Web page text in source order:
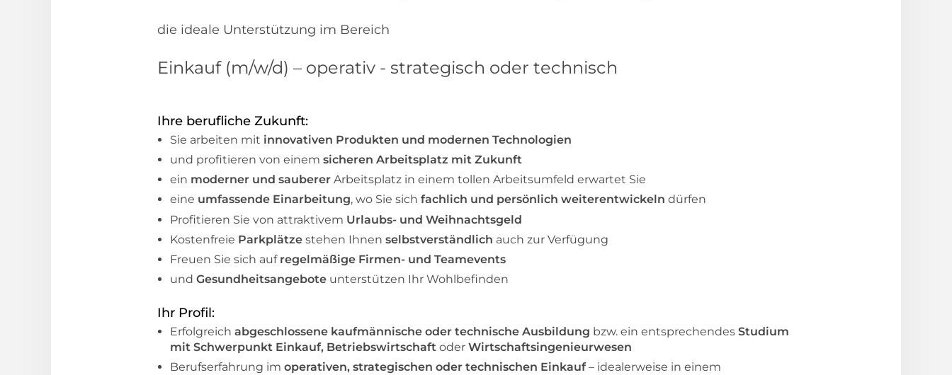
die ideale Unterstützung im Bereich
Einkauf (m/w/d) – operativ - strategisch oder technisch
Ihre berufliche Zukunft:
Sie arbeiten mit innovativen Produkten und modernen Technologien
und profitieren von einem sicheren Arbeitsplatz mit Zukunft
ein moderner und sauberer Arbeitsplatz in einem tollen Arbeitsumfeld erwartet Sie
eine umfassende Einarbeitung, wo Sie sich fachlich und persönlich weiterentwickeln dürfen
Profitieren Sie von attraktivem Urlaubs- und Weihnachtsgeld
Kostenfreie Parkplätze stehen Ihnen selbstverständlich auch zur Verfügung
Freuen Sie sich auf regelmäßige Firmen- und Teamevents
und Gesundheitsangebote unterstützen Ihr Wohlbefinden
Ihr Profil:
Erfolgreich abgeschlossene kaufmännische oder technische Ausbildung bzw. ein entsprechendes Studium
mit Schwerpunkt Einkauf, Betriebswirtschaft oder Wirtschaftsingenieurwesen
Berufserfahrung im operativen, strategischen oder technischen Einkauf– idealerweise in einem